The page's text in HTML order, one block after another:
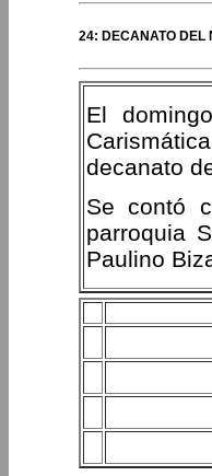
24: DECANATO DEL
El
decanato
Se contó
parroquia
Paulino